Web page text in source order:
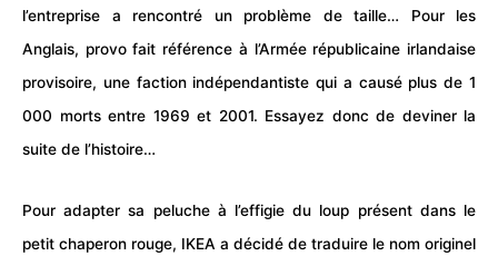
l’entreprise a rencontré un problème de taille… Pour les
Anglais, provo fait référence à l’Armée républicaine irlandaise
provisoire, une faction indépendantiste qui a causé plus de 1
000 morts entre 1969 et 2001. Essayez donc de deviner la
suite de l’histoire…
Pour adapter sa peluche à l’effigie du loup présent dans le
petit chaperon rouge, IKEA a décidé de traduire le nom originel